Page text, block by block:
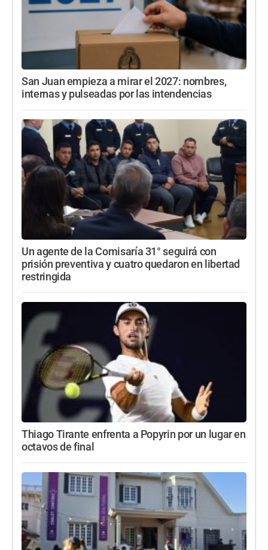
San Juan empieza a mirar el 2027: nombres,
internas y pulseadas por las intendencias
Un agente de la Comisaría 31° seguirá con
prisión preventiva y cuatro quedaron en libertad
restringida
Thiago Tirante enfrenta a Popyrin por un lugar en
octavos de final